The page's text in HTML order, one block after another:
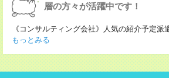
層の方々が活躍中です！
《コンサルティング会社》人気の紹介予定派
もっとみる